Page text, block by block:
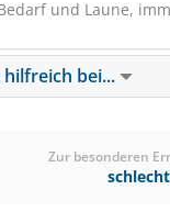
und Laune,
hilfreich bei...
Zur besonderen